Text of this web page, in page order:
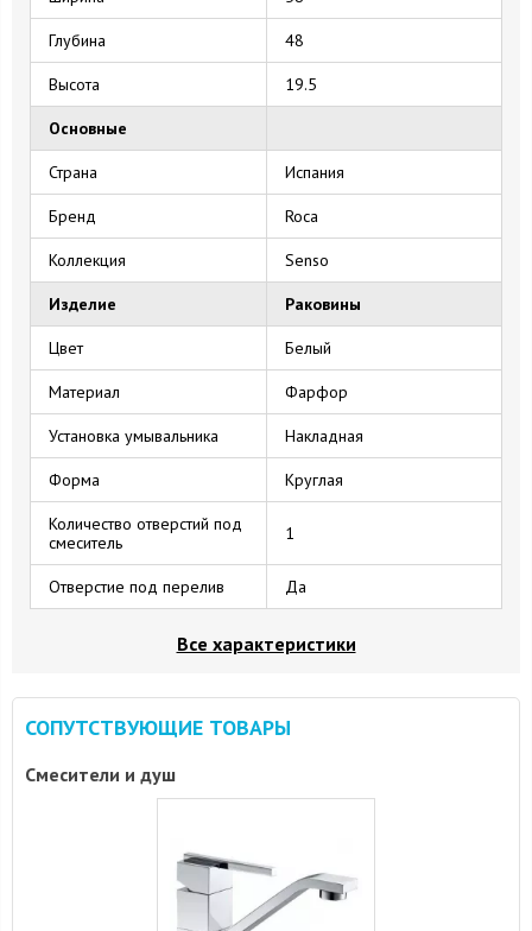
Глубина 48
Высота 19.5
Основные
Страна Испания
Бренд Roca
Коллекция Senso
Изделие Раковины
Цвет Белый
Материал Фарфор
Установка умывальника Накладная
Форма Круглая
Количество отверстий под
смеситель
1
Отверстие под перелив Да
Все характеристики
СОПУТСТВУЮЩИЕ ТОВАРЫ
Смесители и душ